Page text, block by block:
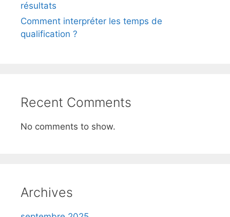
résultats
Comment interpréter les temps de
qualification ?
Recent Comments
No comments to show.
Archives